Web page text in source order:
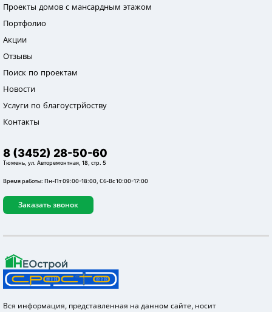
Проекты домов с мансардным этажом
Портфолио
Акции
Отзывы
Поиск по проектам
Новости
Услуги по благоустрйоству
Контакты
8 (3452) 28-50-60
Тюмень, ул. Авторемонтная, 18, стр. 5
Время работы: Пн-Пт 09:00-18:00, Сб-Вс 10:00-17:00
Заказать звонок
Вся информация, представленная на данном сайте, носит